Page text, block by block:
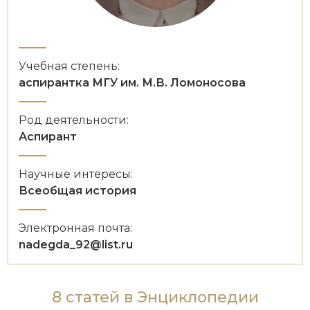
Генеалогия, геральдика
Европа
Историческая география и топонимика
История материальной и духовной культуры
История международных отношений
исторического знания
Итория международных отношений
Латинская Америка
Учебная степень:
аспирантка МГУ им. М.В. Ломоносова
Род деятельности:
Аспирант
Научные интересы:
Всеобщая история
Электронная почта:
nadegda_92@list.ru
8 статей в Энциклопедии